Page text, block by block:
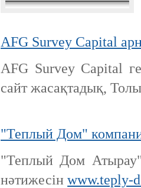
AFG Survey Capital
AFG Survey Capital
сайт жасақтадық,
"Теплый Дом"
"Теплый Дом
нәтижесінwww.teply-